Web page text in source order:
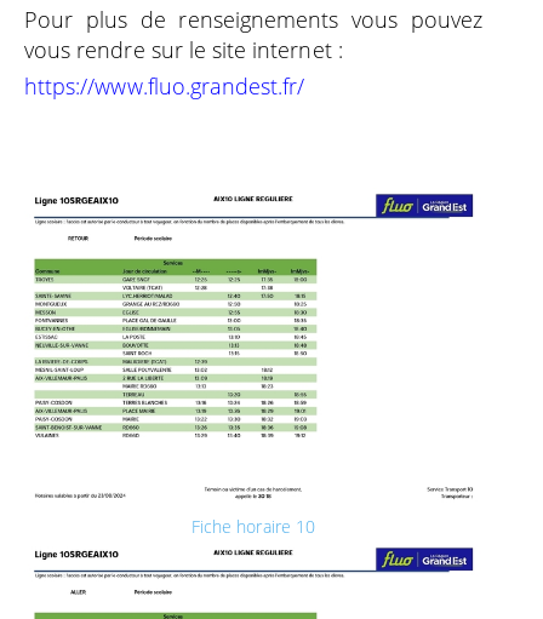
Pour plus de renseignements vous pouvez
vous rendre sur le site internet :
https://www.fluo.grandest.fr/
Fiche horaire 10